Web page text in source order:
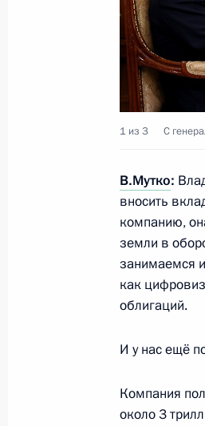
Встреча с
22 сентября
24 августа
Встреча с
6 августа 2020
Заседание
среда»
1 из 3 С
В.Мутко:
вносить
компанию,
земли в
занимаемся
как
облигаций.
И у нас ещё
Компания
около 3